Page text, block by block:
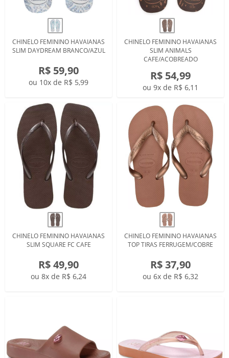
CHINELO FEMININO HAVAIANAS
SLIM DAYDREAM BRANCO/AZUL
R$ 59,90
ou 10x de R$ 5,99
CHINELO FEMININO HAVAIANAS
SLIM ANIMALS
CAFE/ACOBREADO
R$ 54,99
ou 9x de R$ 6,11
CHINELO FEMININO HAVAIANAS
SLIM SQUARE FC CAFE
R$ 49,90
ou 8x de R$ 6,24
CHINELO FEMININO HAVAIANAS
TOP TIRAS FERRUGEM/COBRE
R$ 37,90
ou 6x de R$ 6,32